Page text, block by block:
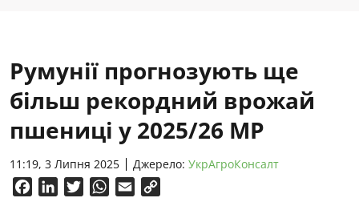
Румунії прогнозують ще
більш рекордний врожай
пшениці у 2025/26 МР
11:19, 3 Липня 2025 Джерело: УкрАгроКонсалт
FacebookLinkedInTwitterWhatsApp
Email